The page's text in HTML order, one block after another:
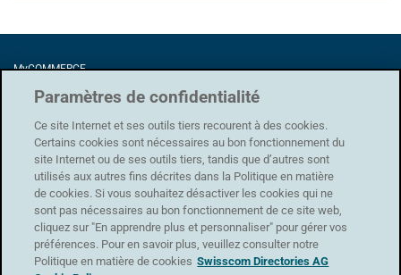
MyCOMMERCE
8005 Zürich
Protection des données CG | Conditions d'utilisation | Mentions légales
Assistance
Formulaire de contact
Paramètres de confidentialité
Ce site Internet et ses outils tiers recourent à des cookies.
Certains cookies sont nécessaires au bon fonctionnement du
site Internet ou de ses outils tiers, tandis que d’autres sont
utilisés aux autres fins décrites dans la Politique en matière
de cookies. Si vous souhaitez désactiver les cookies qui ne
sont pas nécessaires au bon fonctionnement de ce site web,
cliquez sur "En apprendre plus et personnaliser" pour gérer vos
préférences. Pour en savoir plus, veuillez consulter notre
Politique en matière de cookies Swisscom Directories AG